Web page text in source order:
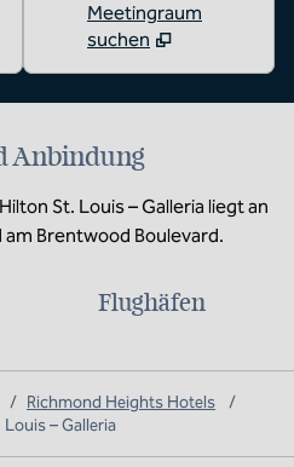
Meetingraum
suchen
Anbindung
St. Louis – Galleria liegt an
am Brentwood Boulevard.
Flughäfen
/ Richmond Heights Hotels
/
– Galleria